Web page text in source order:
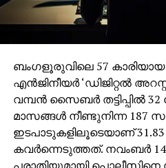
ബംഗളൂരുവിലെ 57
എന്‍ജിനീയര്‍ ‘ഡിജിറ്റല്‍
വമ്പന്‍ സൈബര്‍ തട്ടിപ്പില്‍ 32
മാസങ്ങള്‍ നീണ്ടുനിന്ന 187
ഇടപാടുകളിലൂടെയാണ്
കവര്‍ന്നെടുത്തത്. നവംബര്‍